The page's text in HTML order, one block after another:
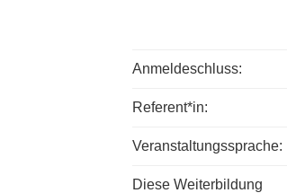
Anmeldeschluss:
Referent*in:
Veranstaltungssprache:
Diese Weiterbildung